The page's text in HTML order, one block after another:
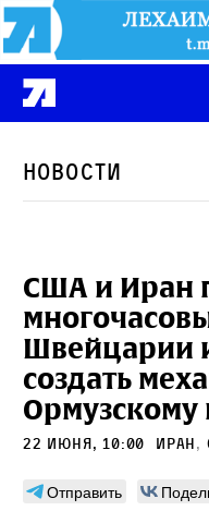
Новости
США и Иран
Швейцарии
создать
Ормузскому
22 июня, 10:00 Иран,
Отправить